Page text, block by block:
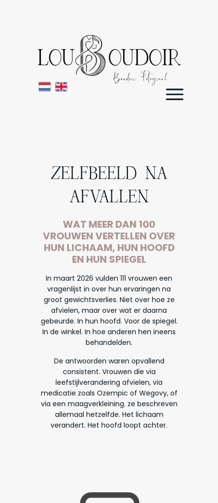
LOU OUDOIR
Boudoir Fotograaf
ZELFBEELD NA
AFVALLEN
WAT MEER DAN 100
VROUWEN VERTELLEN OVER
HUN LICHAAM, HUN HOOFD
EN HUN SPIEGEL
In maart 2026 vulden 111 vrouwen een
vragenlijst in over hun ervaringen na
groot gewichtsverlies. Niet over hoe ze
afvielen, maar over wat er daarna
gebeurde. In hun hoofd. Voor de spiegel.
In de winkel. In hoe anderen hen ineens
behandelden.
De antwoorden waren opvallend
consistent. Vrouwen die via
leefstijlverandering afvielen, via
medicatie zoals Ozempic of Wegovy, of
via een maagverkleining. ze beschreven
allemaal hetzelfde. Het lichaam
verandert. Het hoofd loopt achter.